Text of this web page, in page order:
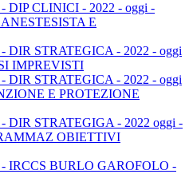
DIP CLINICI - 2022 - oggi -
E
DIR STRATEGICA - 2022 - oggi
IMPREVISTI
DIR STRATEGICA - 2022 - oggi
E PROTEZIONE
DIR STRATEGIGA - 2022 oggi -
OBIETTIVI
IRCCS BURLO GAROFOLO -